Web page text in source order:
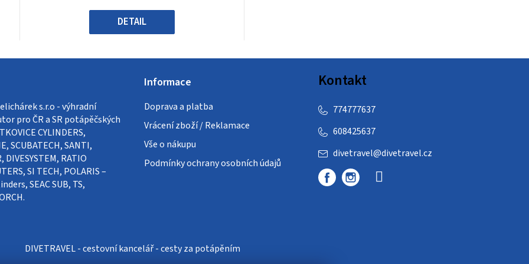
hvězdiček.
DETAIL
s.r.o - výhradní
pro ČR a SR potápěčských
CYLINDERS,
SCUBATECH, SANTI,
DIVESYSTEM, RATIO
SI TECH, POLARIS –
SEAC SUB, TS,
Informace
Doprava a platba
Vrácení zboží / Reklamace
Vše o nákupu
Podmínky ochrany osobních údajů
Kontakt
divetravel@divetravel.cz
608425637
774777637
DIVETRAVEL - cestovní kancelář - cesty za potápěním